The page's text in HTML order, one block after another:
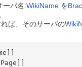
ーバ名:WikiName を
ば、そのサーバの